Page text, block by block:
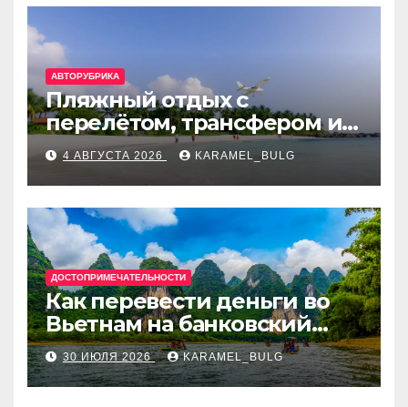
АВТОРУБРИКА
Пляжный отдых с
перелётом, трансфером и
отелем на Мальдивах, в
Турции, Греции, Таиланде
и Европе
4 АВГУСТА 2026 KARAMEL_BULG
ДОСТОПРИМЕЧАТЕЛЬНОСТИ
Как перевести деньги во
Вьетнам на банковский
счёт: VietcomBank, BIDV,
Techcombank и другие
банки
30 ИЮЛЯ 2026 KARAMEL_BULG